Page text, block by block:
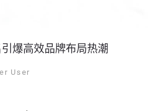
爆高效品牌布局热潮
User